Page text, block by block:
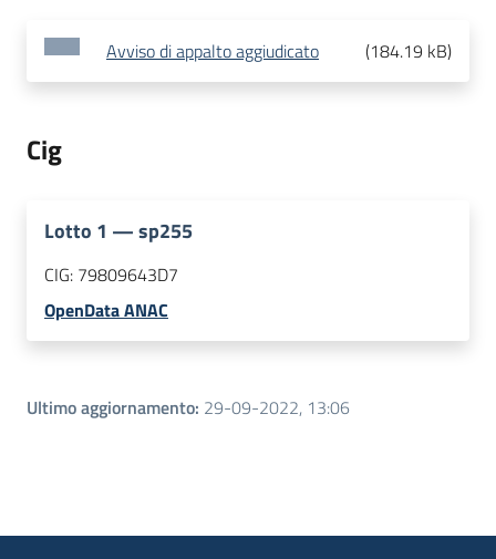
Avviso di appalto aggiudicato (184.19 kB)
Cig
Lotto 1 —sp255
CIG: 79809643D7
OpenData ANAC
Ultimo aggiornamento: 29-09-2022, 13:06